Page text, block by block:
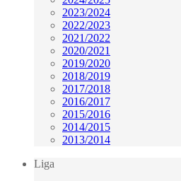
2023/2024
2022/2023
2021/2022
2020/2021
2019/2020
2018/2019
2017/2018
2016/2017
2015/2016
2014/2015
2013/2014
Liga